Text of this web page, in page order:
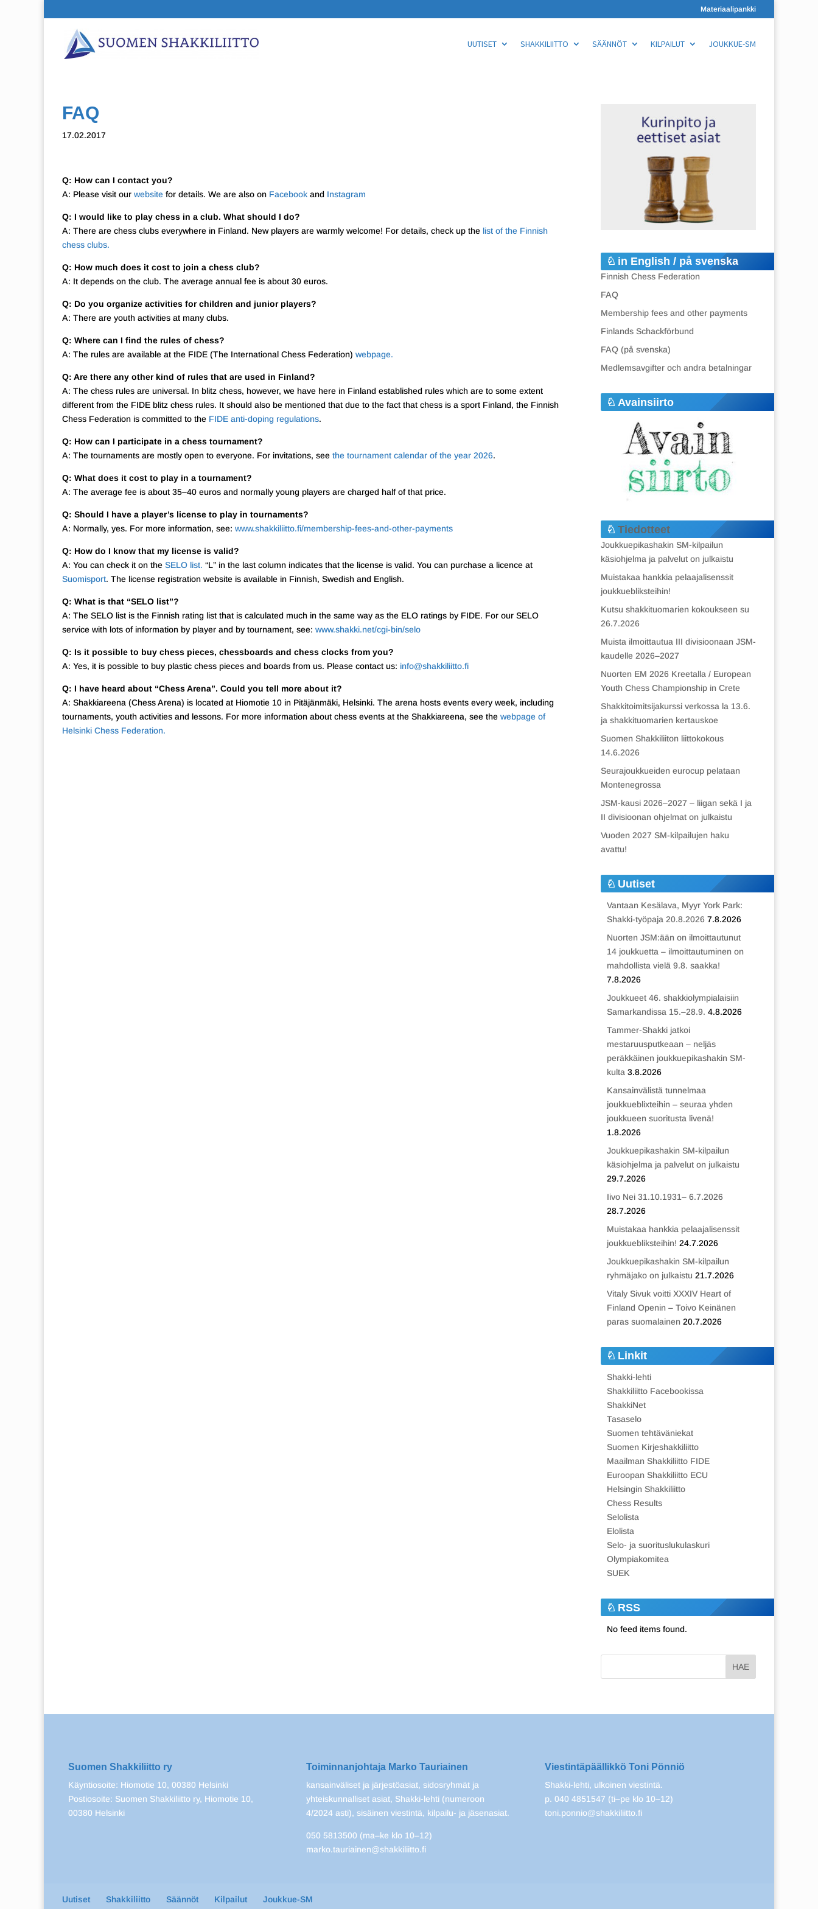
Materiaalipankki
UUTISET SHAKKILIITTO SÄÄNNÖT KILPAILUT JOUKKUE-SM
FAQ
17.02.2017
Q: How can I contact you?
A: Please visit our website for details. We are also on Facebook and Instagram
Q: I would like to play chess in a club. What should I do?
A: There are chess clubs everywhere in Finland. New players are warmly welcome! For details, check up the list of the Finnish
chess clubs.
Q: How much does it cost to join a chess club?
A: It depends on the club. The average annual fee is about 30 euros.
Q: Do you organize activities for children and junior players?
A: There are youth activities at many clubs.
Q: Where can I find the rules of chess?
A: The rules are available at the FIDE (The International Chess Federation) webpage.
Q: Are there any other kind of rules that are used in Finland?
A: The chess rules are universal. In blitz chess, however, we have here in Finland established rules which are to some extent
different from the FIDE blitz chess rules. It should also be mentioned that due to the fact that chess is a sport Finland, the Finnish
Chess Federation is committed to the FIDE anti-doping regulations.
Q: How can I participate in a chess tournament?
A: The tournaments are mostly open to everyone. For invitations, see the tournament calendar of the year 2026.
Q: What does it cost to play in a tournament?
A: The average fee is about 35–40 euros and normally young players are charged half of that price.
Q: Should I have a player’s license to play in tournaments?
A: Normally, yes. For more information, see: www.shakkiliitto.fi/membership-fees-and-other-payments
Q: How do I know that my license is valid?
A: You can check it on the SELO list. “L” in the last column indicates that the license is valid. You can purchase a licence at
Suomisport. The license registration website is available in Finnish, Swedish and English.
Q: What is that “SELO list”?
A: The SELO list is the Finnish rating list that is calculated much in the same way as the ELO ratings by FIDE. For our SELO
service with lots of information by player and by tournament, see: www.shakki.net/cgi-bin/selo
Q: Is it possible to buy chess pieces, chessboards and chess clocks from you?
A: Yes, it is possible to buy plastic chess pieces and boards from us. Please contact us: info@shakkiliitto.fi
Q: I have heard about “Chess Arena”. Could you tell more about it?
A: Shakkiareena (Chess Arena) is located at Hiomotie 10 in Pitäjänmäki, Helsinki. The arena hosts events every week, including
tournaments, youth activities and lessons. For more information about chess events at the Shakkiareena, see the webpage of
Helsinki Chess Federation.
in English / på svenska
Finnish Chess Federation
FAQ
Membership fees and other payments
Finlands Schackförbund
FAQ (på svenska)
Medlemsavgifter och andra betalningar
Avainsiirto
Tiedotteet
Joukkuepikashakin SM-kilpailun
käsiohjelma ja palvelut on julkaistu
Muistakaa hankkia pelaajalisenssit
joukkuebliksteihin!
Kutsu shakkituomarien kokoukseen su
26.7.2026
Muista ilmoittautua III divisioonaan JSM-
kaudelle 2026–2027
Nuorten EM 2026 Kreetalla / European
Youth Chess Championship in Crete
Shakkitoimitsijakurssi verkossa la 13.6.
ja shakkituomarien kertauskoe
Suomen Shakkiliiton liittokokous
14.6.2026
Seurajoukkueiden eurocup pelataan
Montenegrossa
JSM-kausi 2026–2027 – liigan sekä I ja
II divisioonan ohjelmat on julkaistu
Vuoden 2027 SM-kilpailujen haku
avattu!
Uutiset
Vantaan Kesälava, Myyr York Park:
Shakki-työpaja 20.8.2026 7.8.2026
Nuorten JSM:ään on ilmoittautunut
14 joukkuetta – ilmoittautuminen on
mahdollista vielä 9.8. saakka!
7.8.2026
Joukkueet 46. shakkiolympialaisiin
Samarkandissa 15.–28.9. 4.8.2026
Tammer-Shakki jatkoi
mestaruusputkeaan – neljäs
peräkkäinen joukkuepikashakin SM-
kulta 3.8.2026
Kansainvälistä tunnelmaa
joukkueblixteihin – seuraa yhden
joukkueen suoritusta livenä!
1.8.2026
Joukkuepikashakin SM-kilpailun
käsiohjelma ja palvelut on julkaistu
29.7.2026
Iivo Nei 31.10.1931– 6.7.2026
28.7.2026
Muistakaa hankkia pelaajalisenssit
joukkuebliksteihin! 24.7.2026
Joukkuepikashakin SM-kilpailun
ryhmäjako on julkaistu 21.7.2026
Vitaly Sivuk voitti XXXIV Heart of
Finland Openin – Toivo Keinänen
paras suomalainen 20.7.2026
Linkit
Shakki-lehti
Shakkiliitto Facebookissa
ShakkiNet
Tasaselo
Suomen tehtäväniekat
Suomen Kirjeshakkiliitto
Maailman Shakkiliitto FIDE
Euroopan Shakkiliitto ECU
Helsingin Shakkiliitto
Chess Results
Selolista
Elolista
Selo- ja suorituslukulaskuri
Olympiakomitea
SUEK
RSS
No feed items found.
Suomen Shakkiliitto ry
Käyntiosoite: Hiomotie 10, 00380 Helsinki
Postiosoite: Suomen Shakkiliitto ry, Hiomotie 10,
00380 Helsinki
Toiminnanjohtaja Marko Tauriainen
kansainväliset ja järjestöasiat, sidosryhmät ja
yhteiskunnalliset asiat, Shakki-lehti (numeroon
4/2024 asti), sisäinen viestintä, kilpailu- ja jäsenasiat.
050 5813500 (ma–ke klo 10–12)
marko.tauriainen@shakkiliitto.fi
Viestintäpäällikkö Toni Pönniö
Shakki-lehti, ulkoinen viestintä.
p. 040 4851547 (ti–pe klo 10–12)
toni.ponnio@shakkiliitto.fi
Uutiset Shakkiliitto Säännöt Kilpailut Joukkue-SM